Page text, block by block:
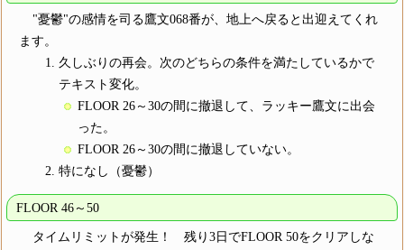
"憂鬱"の感情を司る鷹文068番が、地上へ戻ると出迎えてくれ
ます。
久しぶりの再会。次のどちらの条件を満たしているかで
テキスト変化。
FLOOR 26～30の間に撤退して、ラッキー鷹文に出会
った。
FLOOR 26～30の間に撤退していない。
特になし（憂鬱）
FLOOR 46～50
タイムリミットが発生！ 残り3日でFLOOR 50をクリアしな